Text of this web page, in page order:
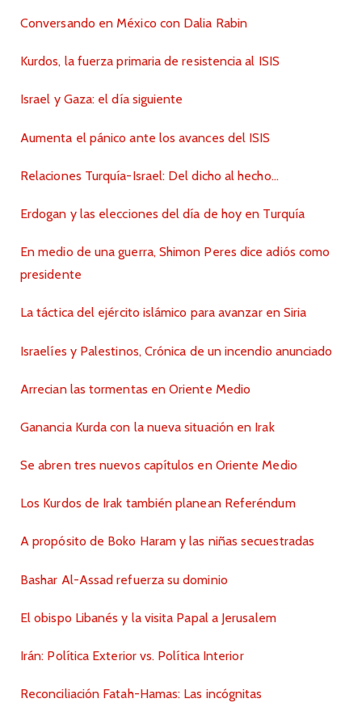
Conversando en México con Dalia Rabin
Kurdos, la fuerza primaria de resistencia al ISIS
Israel y Gaza: el día siguiente
Aumenta el pánico ante los avances del ISIS
Relaciones Turquía-Israel: Del dicho al hecho…
Erdogan y las elecciones del día de hoy en Turquía
En medio de una guerra, Shimon Peres dice adiós como
presidente
La táctica del ejército islámico para avanzar en Siria
Israelíes y Palestinos, Crónica de un incendio anunciado
Arrecian las tormentas en Oriente Medio
Ganancia Kurda con la nueva situación en Irak
Se abren tres nuevos capítulos en Oriente Medio
Los Kurdos de Irak también planean Referéndum
A propósito de Boko Haram y las niñas secuestradas
Bashar Al-Assad refuerza su dominio
El obispo Libanés y la visita Papal a Jerusalem
Irán: Política Exterior vs. Política Interior
Reconciliación Fatah-Hamas: Las incógnitas